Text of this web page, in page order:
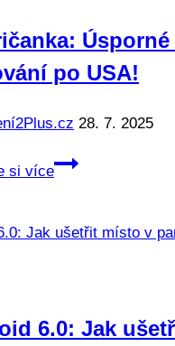
po USA!
28. 7. 2025
si více
Američanka:
pro
6.0: Jak